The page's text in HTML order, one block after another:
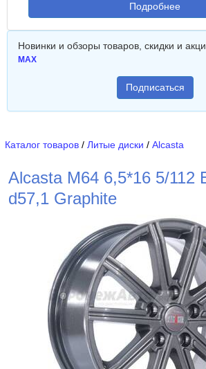
Подробнее
Новинки и обзоры товаров, скидки и
MAX
Подписаться
Каталог товаров / Литые диски / Alcasta
Alcasta M64 6,5*16 5/112
d57,1 Graphite